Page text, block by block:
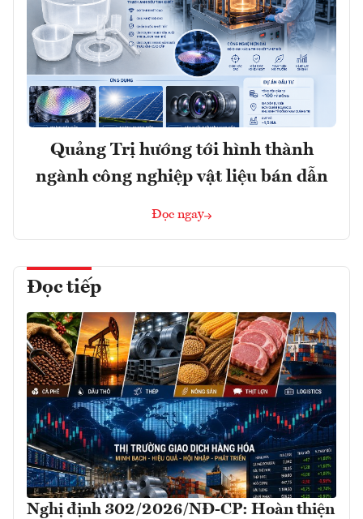
Quảng Trị hướng tới hình thành
ngành công nghiệp vật liệu bán dẫn
Đọc ngay
Đọc tiếp
Nghị định 302/2026/NĐ-CP: Hoàn thiện